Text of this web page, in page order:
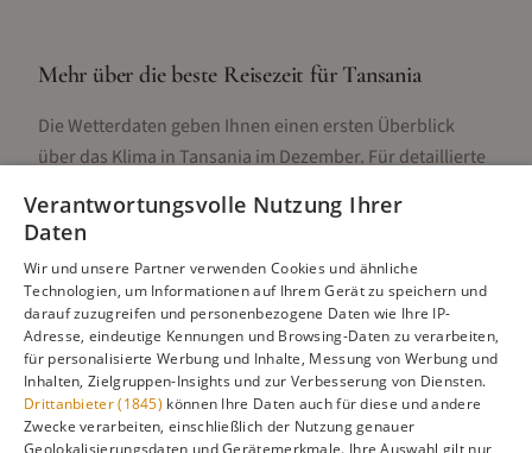
Mehr über die beste Reisezeit für Tansania
Die Wetterdaten geben Ihnen einen ersten Überblick
über das Klima inTansania im Dezember. Für detaillierte
Unterschieden, Aktivitäten und Reisetipps besuchen Sie
Alle Infos zur besten Reisezeit Tansania
Verantwortungsvolle Nutzung Ihrer
Daten
Wir und unsere Partner verwenden Cookies und ähnliche
Technologien, um Informationen auf Ihrem Gerät zu speichern und
darauf zuzugreifen und personenbezogene Daten wie Ihre IP-
Adresse, eindeutige Kennungen und Browsing-Daten zu verarbeiten,
für personalisierte Werbung und Inhalte, Messung von Werbung und
Inhalten, Zielgruppen-Insights und zur Verbesserung von Diensten.
Drittanbieter (1845) können Ihre Daten auch für diese und andere
Zwecke verarbeiten, einschließlich der Nutzung genauer
Geolokalisierungsdaten und Gerätemerkmale. Ihre Auswahl gilt nur